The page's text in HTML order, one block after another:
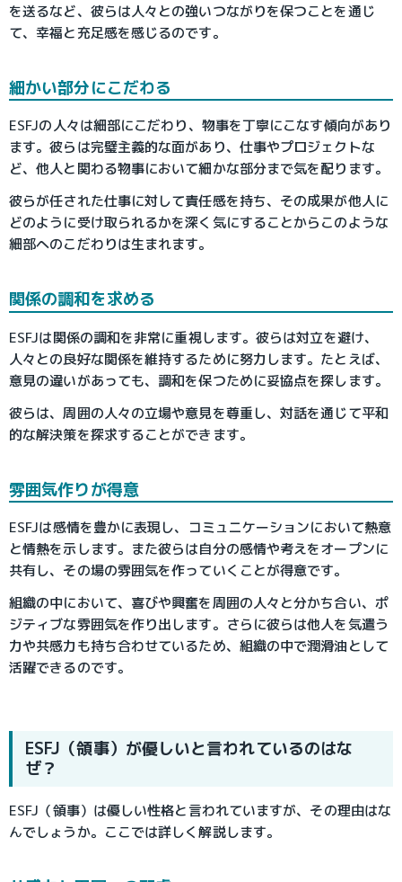
を送るなど、彼らは人々との強いつながりを保つことを通じ
て、幸福と充足感を感じるのです。
細かい部分にこだわる
ESFJの人々は細部にこだわり、物事を丁寧にこなす傾向があり
ます。彼らは完璧主義的な面があり、仕事やプロジェクトな
ど、他人と関わる物事において細かな部分まで気を配ります。
彼らが任された仕事に対して責任感を持ち、その成果が他人に
どのように受け取られるかを深く気にすることからこのような
細部へのこだわりは生まれます。
関係の調和を求める
ESFJは関係の調和を非常に重視します。彼らは対立を避け、
人々との良好な関係を維持するために努力します。たとえば、
意見の違いがあっても、調和を保つために妥協点を探します。
彼らは、周囲の人々の立場や意見を尊重し、対話を通じて平和
的な解決策を探求することができます。
雰囲気作りが得意
ESFJは感情を豊かに表現し、コミュニケーションにおいて熱意
と情熱を示します。また彼らは自分の感情や考えをオープンに
共有し、その場の雰囲気を作っていくことが得意です。
組織の中において、喜びや興奮を周囲の人々と分かち合い、ポ
ジティブな雰囲気を作り出します。さらに彼らは他人を気遣う
力や共感力も持ち合わせているため、組織の中で潤滑油として
活躍できるのです。
ESFJ（領事）が優しいと言われているのはな
ぜ？
ESFJ（領事）は優しい性格と言われていますが、その理由はな
んでしょうか。ここでは詳しく解説します。